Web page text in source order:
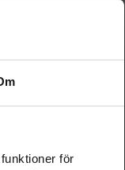
för